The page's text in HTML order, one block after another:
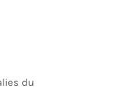
du